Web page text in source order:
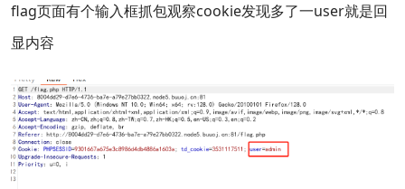
flag页面有个输入框抓包观察cookie发现多了一user就是回
显内容